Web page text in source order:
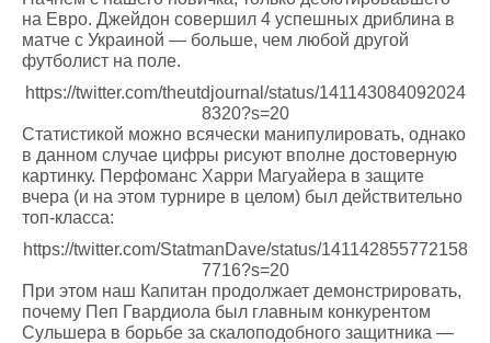
на Евро. Джейдон совершил 4 успешных дриблина в
матче с Украиной — больше, чем любой другой
футболист на поле.
https://twitter.com/theutdjournal/status/141143084092024
8320?s=20
Статистикой можно всячески манипулировать, однако
в данном случае цифры рисуют вполне достоверную
картинку. Перфоманс Харри Магуайера в защите
вчера (и на этом турнире в целом) был действительно
топ-класса:
https://twitter.com/StatmanDave/status/141142855772158
7716?s=20
При этом наш Капитан продолжает демонстрировать,
почему Пеп Гвардиола был главным конкурентом
Сульшера в борьбе за скалоподобного защитника —